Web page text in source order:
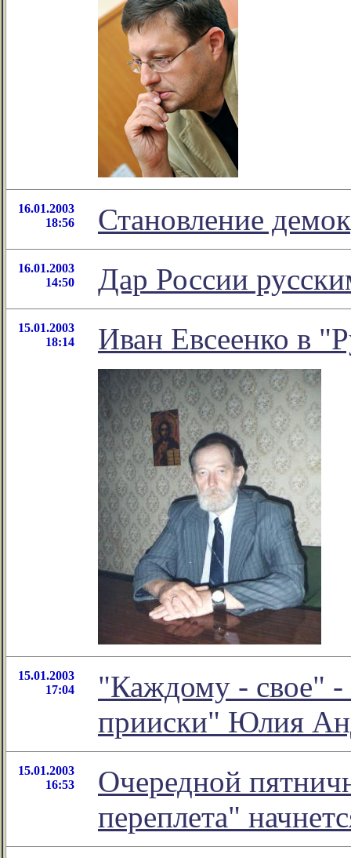
16.01.2003
18:56
Становление
16.01.2003
14:50
Дар России
15.01.2003
18:14
Иван Евсеенко в
15.01.2003
17:04
"Каждому - свое" -
прииски" Юлия
15.01.2003
16:53
Очередной
переплета"